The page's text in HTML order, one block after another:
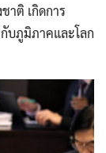
าติ เกิดการ
บภูมิภาคและโลก